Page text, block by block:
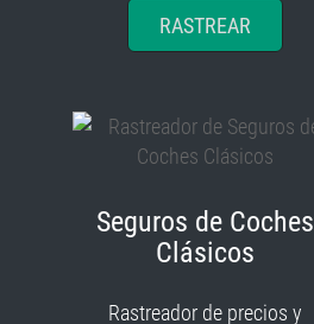
RASTREAR
Seguros de Coches
Clásicos
Rastreador de precios y